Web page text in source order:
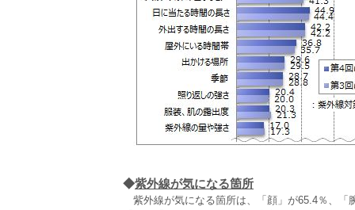
◆紫外線が気になる箇所
紫外線が気になる箇所は、「顔」が65.4％、「